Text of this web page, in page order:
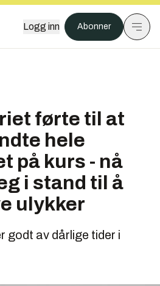
Logg inn Abonner
førte til at
hele
på kurs - nå
i stand til å
ulykker
godt av dårlige tider i